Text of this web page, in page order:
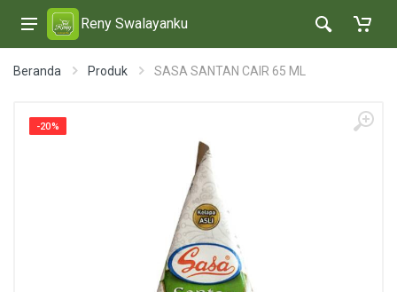
Reny Swalayanku
Beranda Produk SASA SANTAN CAIR 65 ML
-20%